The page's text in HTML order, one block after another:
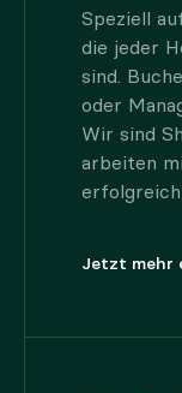
Speziell
die jeder
sind.
oder
Wir sind
arbeiten
erfolgreich
Jetzt mehr